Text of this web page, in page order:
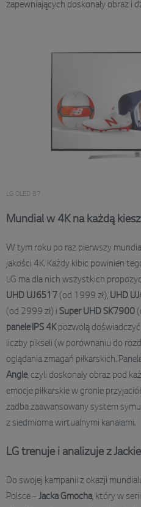
zapewniających doskonały obraz i
LG OLED B7
Mundial w 4K na każdą
W tym roku po raz pierwszy
jakości 4K. Każdy kibic powinien
LG ma dla nich wszystkich
UHD UJ6517 (od 1999 zł), UHD
(od 2999 zł) i Super UHD SK7900
panele IPS 4Kpozwolą
liczby pikseli (w porównaniu do
oglądania zmagań piłkarskich.
Angle, czyli doskonały obraz pod
emocje piłkarskie w gronie
zadba zaawansowany system
z siedmioma wirtualnymi kanałami.
LG trenuje i analizuje z
Do swojej kampanii z okazji
Polsce –Jacka Gmocha, który w